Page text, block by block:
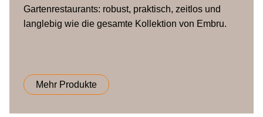
Gartenrestaurants: robust, praktisch, zeitlos und
langlebig wie die gesamte Kollektion von Embru.
Mehr Produkte